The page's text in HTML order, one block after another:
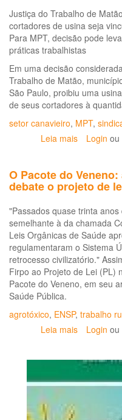
Justiça do Trabalho de
cortadores de usina seja
Para MPT, decisão pode
práticas trabalhistas
Em uma decisão
Trabalho de Matão,
São Paulo, proibiu uma
de seus cortadores à
setor canavieiro, MPT,
Leia mais sobre
pagamento
por
em
usina
de
São
Paulo
Login ou
O Pacote do
debate o projeto de
"Passados quase trinta
semelhante à da chamada
Leis Orgânicas de Saúde
regulamentaram o Sistema
retrocesso civilizatório."
Firpo ao Projeto de Lei (PL)
Pacote do Veneno, em seu
Saúde Pública.
agrotóxico, ENSP, trabalho
Leia mais sobre
do
Veneno:
Login ou